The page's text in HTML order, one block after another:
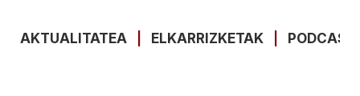
AKTUALITATEA ELKARRIZKETAK